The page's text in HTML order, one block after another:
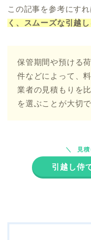
この記事を参考にすれ
く、スムーズな引越
保管期間や預ける
件などによって、
業者の見積もりを
を選ぶことが大切で
見
引越し侍